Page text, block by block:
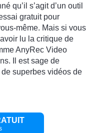
qu’il s’agit d’un outil
gratuit pour
même. Mais si vous
lu la critique de
AnyRec Video
Il est sage de
superbes vidéos de